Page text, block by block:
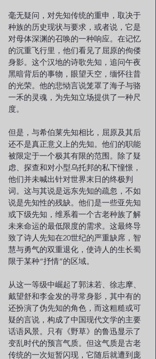
毫无疑问，对先知传统的重申，取决于
种族的历史现状与要求，或者说，它是
对母体深渊的召唤的一种响应。在记忆
的沉重飞行里，他们看见了屈原的佝偻
身影。这个汉地的诗歌先知，追问午夜
黑暗背后的事物，眼望天空，缅怀往昔
的光荣。他的悲恸言说笼罩了海子与骆
一禾的灵魂，为先知立场提供了一种尺
度。
但是，与希伯莱先知相比，屈原及其后
还不是真正意义上的先知。他们的职能
被限定于一个极其有限的范围。除了疑
虑、探查和对小型乌托邦的私下憧憬，
他们并未喊出针对世界末日的终极判
词。这与其说是远东先知的疏忽，不如
说是先知性的残缺。他们是一些亚先知
或下级先知，维系着一个古老种族了解
未来命运的最低限度的需求。这最终导
致了诗人先知在20世纪的严重缺席，智
慧与勇气的双重退化，使诗人的生长蜀
限于某种“抒情”的区域。
从这一等级中崛起了郭沫若、徐志摩、
戴望舒和李金发的寻常身影，其中有的
还扮演了伪先知的角色，而这粗糙或可
疑的言说，构成了中国现代文学的主要
话语风景。只有《野草》的鲁迅显示了
变乱时代的预言气质。但这气质是古老
传统的一次短暂闪现，它随后就遭到庞